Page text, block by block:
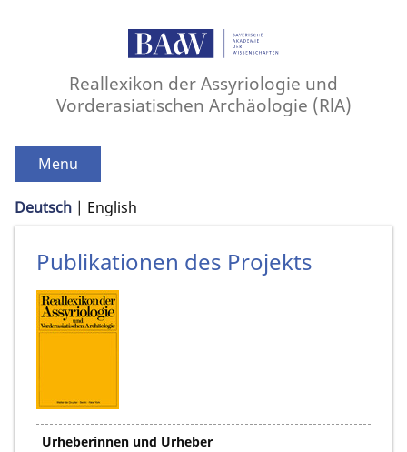
Reallexikon der Assyriologie und
Vorderasiatischen Archäologie (RlA)
Menu
Deutsch English
Publikationen des Projekts
Urheberinnen und Urheber